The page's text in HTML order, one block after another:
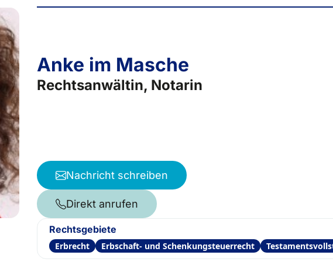
Anke im Masche
Rechtsanwältin, Notarin
Nachricht schreiben
Direkt anrufen
Rechtsgebiete
Erbrecht Erbschaft- und Schenkungsteuerrecht